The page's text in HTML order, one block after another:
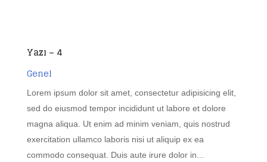
Yazı – 4
Genel
Lorem ipsum dolor sit amet, consectetur adipisicing elit,
sed do eiusmod tempor incididunt ut labore et dolore
magna aliqua. Ut enim ad minim veniam, quis nostrud
exercitation ullamco laboris nisi ut aliquip ex ea
commodo consequat. Duis aute irure dolor in...